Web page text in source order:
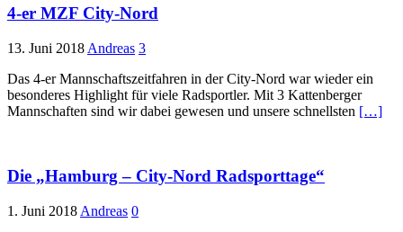
4-er MZF City-Nord
13. Juni 2018 Andreas 3
Das 4-er Mannschaftszeitfahren in der City-Nord war wieder ein
besonderes Highlight für viele Radsportler. Mit 3 Kattenberger
Mannschaften sind wir dabei gewesen und unsere schnellsten […]
Die „Hamburg – City-Nord Radsporttage“
1. Juni 2018 Andreas 0